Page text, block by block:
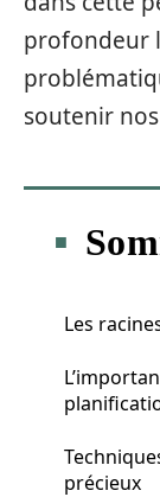
profondeur
soutenir
Les
précieux